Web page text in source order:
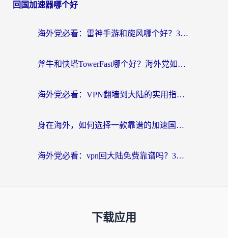
回国加速器哪个好
海外党必看：雷神手游和旋风哪个好？3分钟选对回国加速器，无缝刷国内剧玩游戏
斧牛和快塔TowerFast哪个好？海外党如何选对回国加速器
海外党必看：VPN翻墙到大陆的实用指南——从看CCTV5到选加速器，一篇全搞定
身在海外，如何选择一款靠谱的加速国内网络的加速器？
海外党必看：vpn回大陆免费靠谱吗？3步选对加速器实现无缝刷国内资源
下载应用